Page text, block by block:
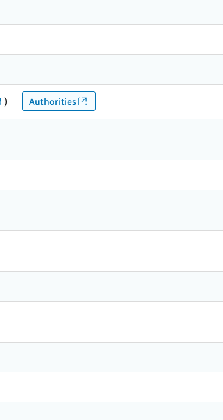
) Authorities